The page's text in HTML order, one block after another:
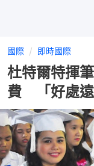
國際 即時國際
杜特爾特揮
費 「好處遠